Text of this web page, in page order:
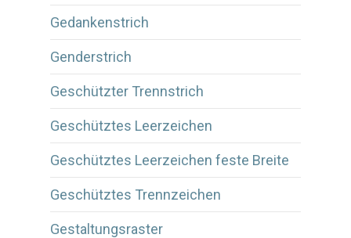
Gedankenstrich
Genderstrich
Geschützter Trennstrich
Geschütztes Leerzeichen
Geschütztes Leerzeichen feste Breite
Geschütztes Trennzeichen
Gestaltungsraster